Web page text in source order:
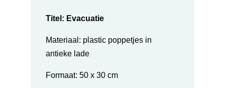
Titel: Evacuatie
Materiaal: plastic poppetjes in
antieke lade
Formaat: 50 x 30 cm